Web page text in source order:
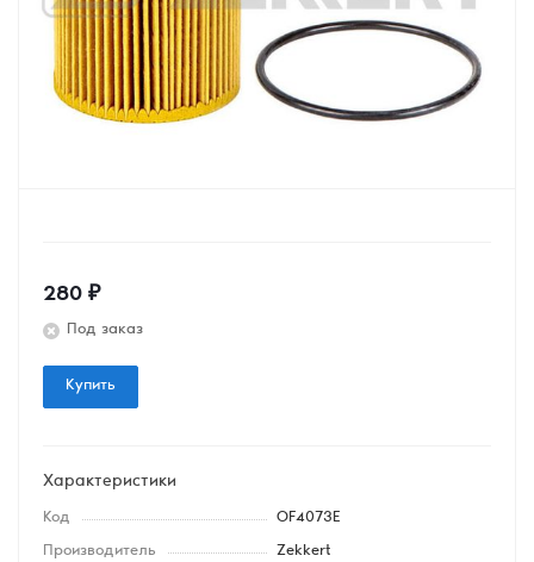
280 ₽
Под заказ
Купить
Характеристики
Код OF4073E
Производитель Zekkert